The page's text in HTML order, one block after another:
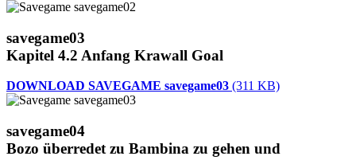
savegame03
Kapitel 4.2 Anfang Krawall Goal
DOWNLOAD SAVEGAME savegame03 (311 KB)
savegame04
Bozo überredet zu Bambina zu gehen und